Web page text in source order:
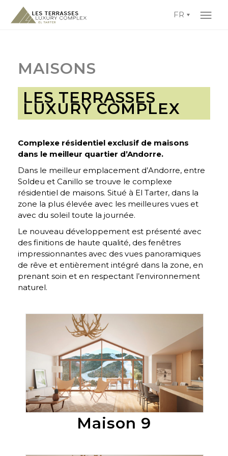
FR
MAISONS
LES TERRASSES
LUXURY COMPLEX
Complexe résidentiel exclusif de maisons
dans le meilleur quartier d’Andorre.
Dans le meilleur emplacement d’Andorre, entre
Soldeu et Canillo se trouve le complexe
résidentiel de maisons. Situé à El Tarter, dans la
zone la plus élevée avec les meilleures vues et
avec du soleil toute la journée.
Le nouveau développement est présenté avec
des finitions de haute qualité, des fenêtres
impressionnantes avec des vues panoramiques
de rêve et entièrement intégré dans la zone, en
prenant soin et en respectant l’environnement
naturel.
En Venta
Maison 9